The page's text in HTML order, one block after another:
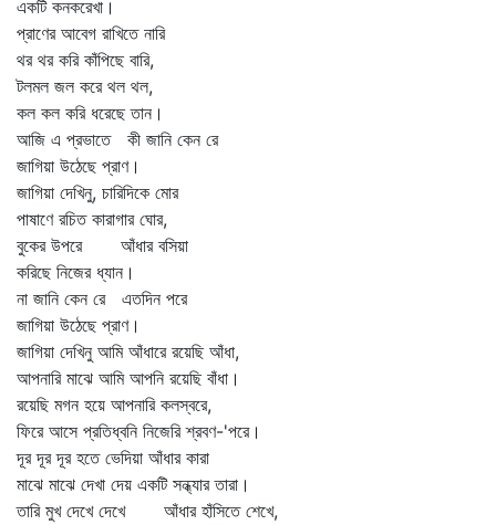
একটি কনকরেখা।
প্রাণের আবেগ রাখিতে নারি
থর থর করি কাঁপিছে বারি,
টলমল জল করে থল থল,
কল কল করি ধরেছে তান।
আজি এ প্রভাতে কী জানি কেন রে
জাগিয়া উঠেছে প্রাণ।
জাগিয়া দেখিনু, চারিদিকে মোর
পাষাণে রচিত কারাগার ঘোর,
বুকের উপরে আঁধার বসিয়া
করিছে নিজের ধ্যান।
না জানি কেন রে এতদিন পরে
জাগিয়া উঠেছে প্রাণ।
জাগিয়া দেখিনু আমি আঁধারে রয়েছি আঁধা,
আপনারি মাঝে আমি আপনি রয়েছি বাঁধা।
রয়েছি মগন হয়ে আপনারি কলস্বরে,
ফিরে আসে প্রতিধ্বনি নিজেরি শ্রবণ-'পরে।
দূর দূর দূর হতে ভেদিয়া আঁধার কারা
মাঝে মাঝে দেখা দেয় একটি সন্ধ্যার তারা।
তারি মুখ দেখে দেখে আঁধার হাঁসিতে শেখে,